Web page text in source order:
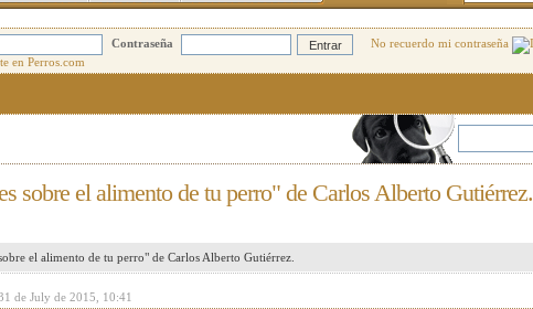
Contraseña No recuerdo mi contraseña
sobre el alimento de tu perro" de Carlos Alberto Gutiérrez.
el alimento de tu perro" de Carlos Alberto Gutiérrez.
de July de 2015, 10:41